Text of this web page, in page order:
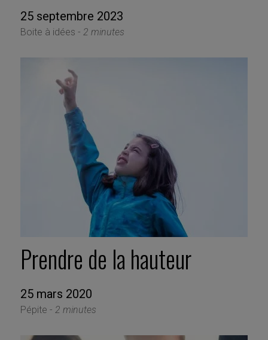
25 septembre 2023
Boite à idées - 2 minutes
Prendre de la hauteur
25 mars 2020
Pépite - 2 minutes